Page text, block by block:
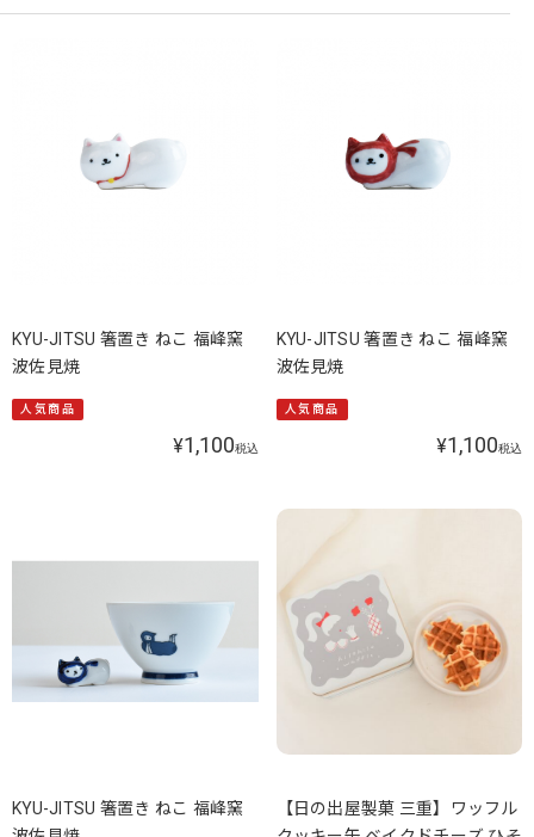
KYU-JITSU 箸置き ねこ 福峰窯
波佐見焼
人気商品
¥1,100税込
KYU-JITSU 箸置き ねこ 福峰窯
波佐見焼
人気商品
¥1,100税込
KYU-JITSU 箸置き ねこ 福峰窯
【日の出屋製菓 三重】ワッフル